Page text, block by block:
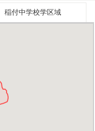
稲付中学校学区域